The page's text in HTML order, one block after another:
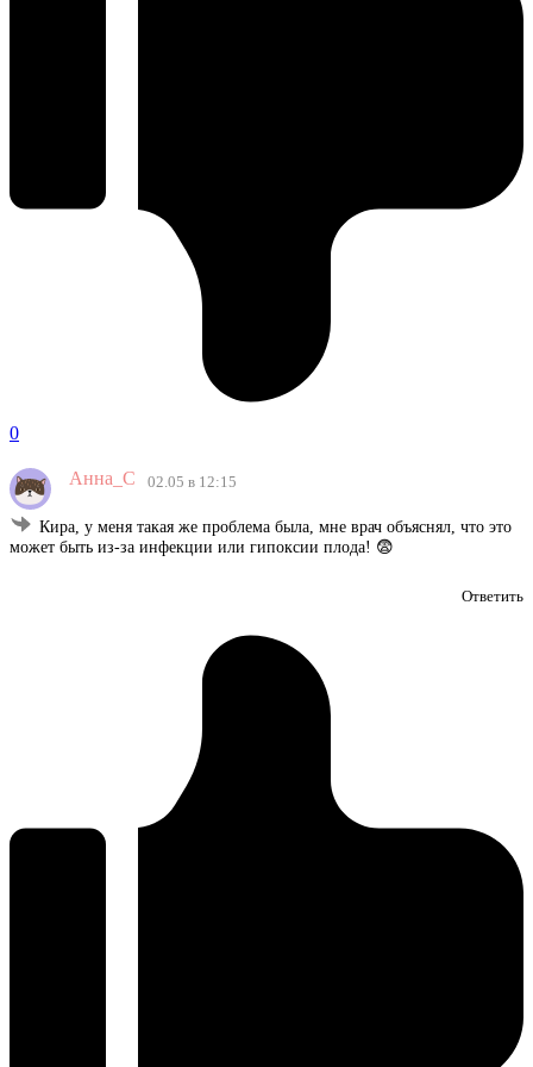
0
Анна_С 02.05 в 12:15
Кира, у меня такая же проблема была, мне врач объяснял, что это
может быть из-за инфекции или гипоксии плода! 😨
Ответить